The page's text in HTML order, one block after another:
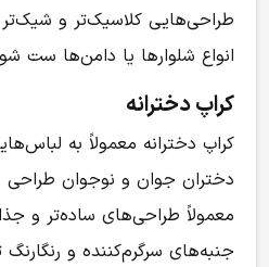
طراحی‌هایی کلاسیک‌تر و شیک‌تر
انواع شلوارها یا دامن‌ها ست
کراپ دخترانه
کراپ دخترانه معمولاً به
دختران جوان و نوجوان طراحی
معمولاً طراحی‌های ساده‌تر و
جنبه‌های سرگرم‌کننده و رنگارنگ